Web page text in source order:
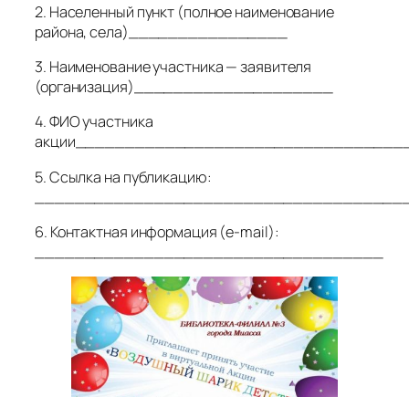
2. Населенный пункт (полное наименование
района, села)________________
3. Наименование участника — заявителя
(организация)____________________
4. ФИО участника
5. Ссылка на публикацию:
6. Контактная информация (e-mail):